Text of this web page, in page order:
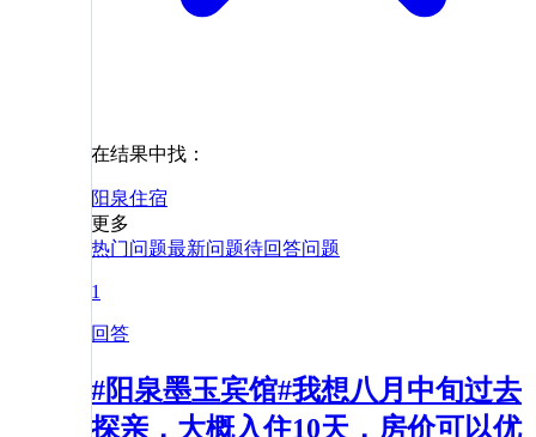
在结果中找：
阳泉住宿
更多
热门问题最新问题待回答问题
1
回答
#阳泉墨玉宾馆#我想八月中旬过去
探亲，大概入住10天，房价可以优